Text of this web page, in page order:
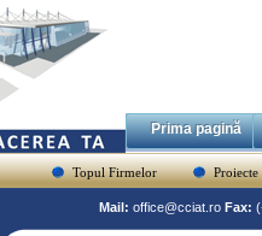
Prima pagină
Topul Firmelor Proiecte
Mail: office@cciat.ro Fax: